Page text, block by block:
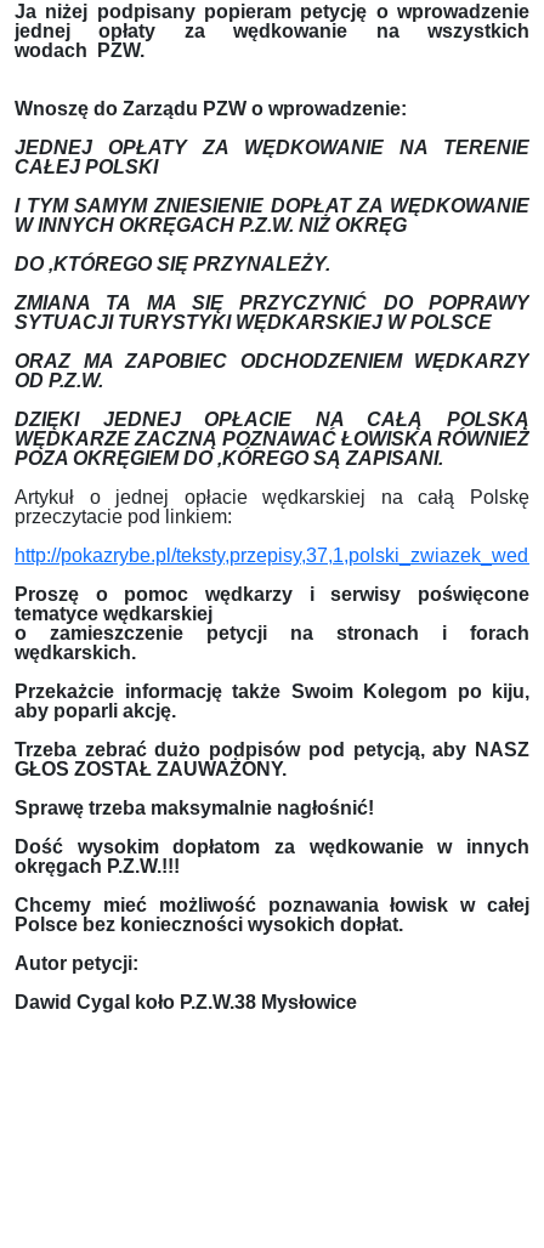
Ja niżej podpisany popieram petycję o wprowadzenie
jednej opłaty za wędkowanie na wszystkich
wodach PZW.
Wnoszę do Zarządu PZW o wprowadzenie:
JEDNEJ OPŁATY ZA WĘDKOWANIE NA TERENIE
CAŁEJ POLSKI
I TYM SAMYM ZNIESIENIE DOPŁAT ZA WĘDKOWANIE
W INNYCH OKRĘGACH P.Z.W. NIŻ OKRĘG
DO ,KTÓREGO SIĘ PRZYNALEŻY.
ZMIANA TA MA SIĘ PRZYCZYNIĆ DO POPRAWY
SYTUACJI TURYSTYKI WĘDKARSKIEJ W POLSCE
ORAZ MA ZAPOBIEC ODCHODZENIEM WĘDKARZY
OD P.Z.W.
DZIĘKI JEDNEJ OPŁACIE NA CAŁĄ POLSKĄ
WĘDKARZE ZACZNĄ POZNAWAĆ ŁOWISKA RÓWNIEŻ
POZA OKRĘGIEM DO ,KÓREGO SĄ ZAPISANI.
Artykuł o jednej opłacie wędkarskiej na całą Polskę
przeczytacie pod linkiem:
http://pokazrybe.pl/
Proszę o pomoc wędkarzy i serwisy poświęcone
tematyce wędkarskiej
o zamieszczenie petycji na stronach i forach
wędkarskich.
Przekażcie informację także Swoim Kolegom po kiju,
aby poparli akcję.
Trzeba zebrać dużo podpisów pod petycją, aby NASZ
GŁOS ZOSTAŁ ZAUWAŻONY.
Sprawę trzeba maksymalnie nagłośnić!
Dość wysokim dopłatom za wędkowanie w innych
okręgach P.Z.W.!!!
Chcemy mieć możliwość poznawania łowisk w całej
Polsce bez konieczności wysokich dopłat.
Autor petycji:
Dawid Cygal koło P.Z.W.38 Mysłowice